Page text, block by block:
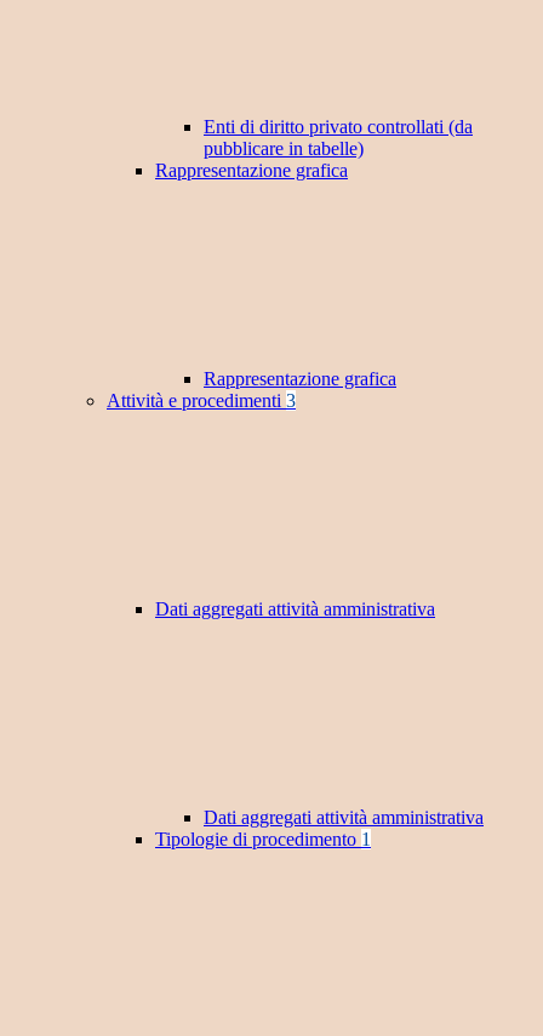
Enti di diritto privato controllati (da
pubblicare in tabelle)
Rappresentazione grafica
Rappresentazione grafica
Attività e procedimenti 3
Dati aggregati attività amministrativa
Dati aggregati attività amministrativa
Tipologie di procedimento 1